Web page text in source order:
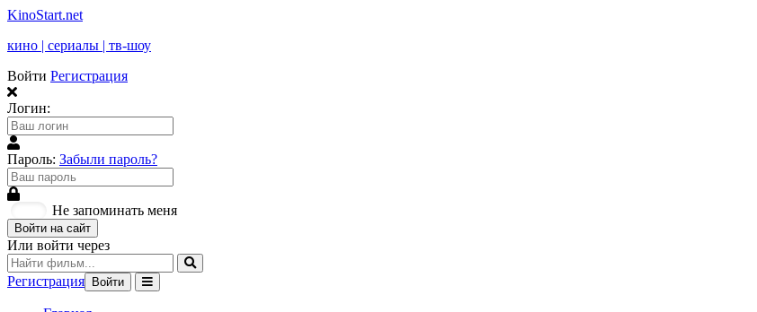
KinoStart.net
кино | сериалы | тв-шоу
Войти Регистрация
Логин:
Пароль: Забыли пароль?
Не запоминать меня
Войти на сайт
Или войти через
Регистрация Войти